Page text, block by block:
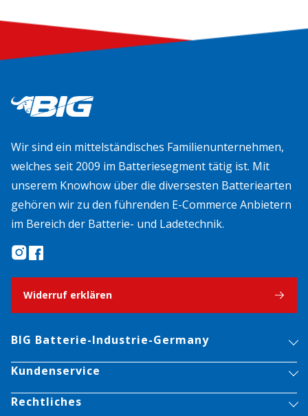
Wir sind ein mittelständisches Familienunternehmen,
welches seit 2009 im Batteriesegment tätig ist. Mit
unserem Knowhow über die diversesten Batteriearten
gehören wir zu den führenden E-Commerce Anbietern
im Bereich der Batterie- und Ladetechnik.
Widerruf erklären
BIG Batterie-Industrie-Germany
Kundenservice
Rechtliches